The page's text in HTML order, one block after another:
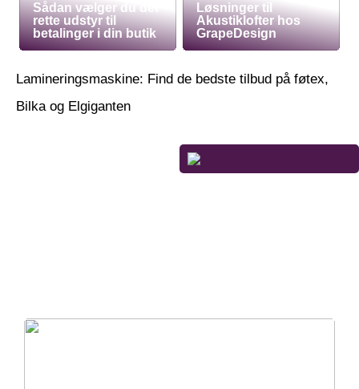
Sådan vælger du det
rette udstyr til
betalinger i din butik
Løsninger til
Akustiklofter hos
GrapeDesign
Lamineringsmaskine: Find de bedste tilbud på føtex,
Bilka og Elgiganten